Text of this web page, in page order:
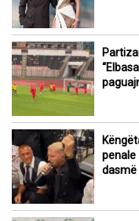
penale
dasmë